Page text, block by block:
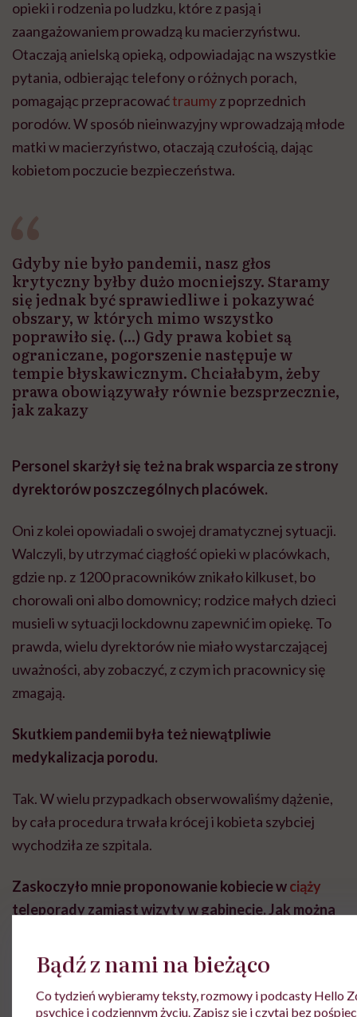
opieki i rodzenia po ludzku, które z pasją i
zaangażowaniem prowadzą ku macierzyństwu.
Otaczają anielską opieką, odpowiadając na wszystkie
pytania, odbierając telefony o różnych porach,
pomagając przepracowaćtraumyz poprzednich
porodów. W sposób nieinwazyjny wprowadzają młode
matki w macierzyństwo, otaczają czułością, dając
kobietom poczucie bezpieczeństwa.
Gdyby nie było pandemii, nasz głos
krytyczny byłby dużo mocniejszy. Staramy
się jednak być sprawiedliwe i pokazywać
obszary, w których mimo wszystko
poprawiło się. (...) Gdy prawa kobiet są
ograniczane, pogorszenie następuje w
tempie błyskawicznym. Chciałabym, żeby
prawa obowiązywały równie bezsprzecznie,
jak zakazy
Personel skarżył się też na brak wsparcia ze strony
dyrektorów poszczególnych placówek.
Oni z kolei opowiadali o swojej dramatycznej sytuacji.
Walczyli, by utrzymać ciągłość opieki w placówkach,
gdzie np. z 1200 pracowników znikało kilkuset, bo
chorowali oni albo domownicy; rodzice małych dzieci
musieli w sytuacji lockdownu zapewnić im opiekę. To
prawda, wielu dyrektorów nie miało wystarczającej
uważności, aby zobaczyć, z czym ich pracownicy się
zmagają.
Skutkiem pandemii była też niewątpliwie
medykalizacja porodu.
Tak. W wielu przypadkach obserwowaliśmy dążenie,
by cała procedura trwała krócej i kobieta szybciej
wychodziła ze szpitala.
Zaskoczyło mnie proponowanie kobiecie wciąży
teleporady zamiast wizyty w gabinecie. Jak można
Takie absurdy można było wybaczyć na początku
pandemii, kiedy panował ogromny chaos.Alepóźniej
Bądź z nami na bieżąco
Co tydzień wybieramy teksty, rozmowy i podcasty Hello
psychice i codziennym życiu. Zapisz się i czytaj bez